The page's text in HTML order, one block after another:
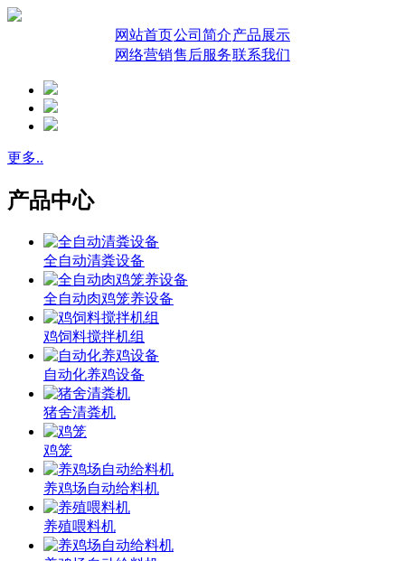
网站首页公司简介产品展示
网络营销售后服务联系我们
更多..
产品中心
全自动清粪设备
全自动肉鸡笼养设备
鸡饲料搅拌机组
自动化养鸡设备
猪舍清粪机
鸡笼
养鸡场自动给料机
养殖喂料机